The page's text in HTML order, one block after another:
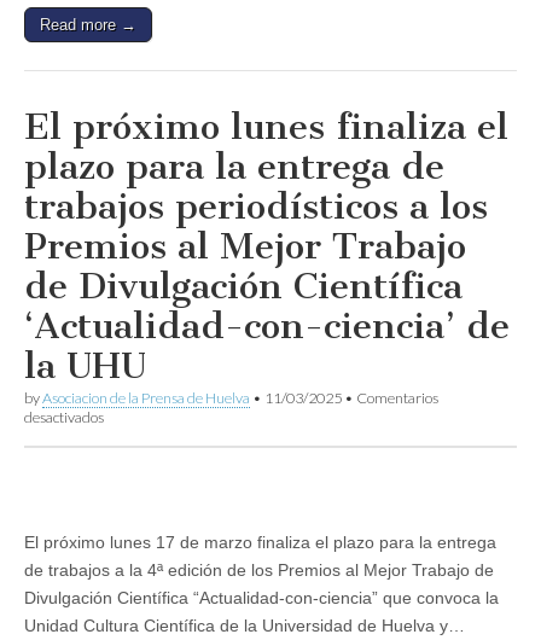
Segundo
Premio
‘Hoy
la
de
Huelva
TV
presentado
por
Ana
Virginia
Gutiérrez
y
Carmen
Rodríguez
Read more →
El próximo lunes finaliza el
plazo para la entrega de
trabajos periodísticos a los
Premios al Mejor Trabajo
de Divulgación Científica
‘Actualidad-con-ciencia’ de
la UHU
byAsociacion de la Prensa de Huelva • 11/03/2025 • Comentarios
desactivadosen
plazo
para
la
entrega
de
trabajos
El próximo lunes 17 de marzo finaliza el plazo para la entrega
de trabajos a la 4ª edición de los Premios al Mejor Trabajo de
Divulgación Científica “Actualidad-con-ciencia” que convoca la
Unidad Cultura Científica de la Universidad de Huelva y…